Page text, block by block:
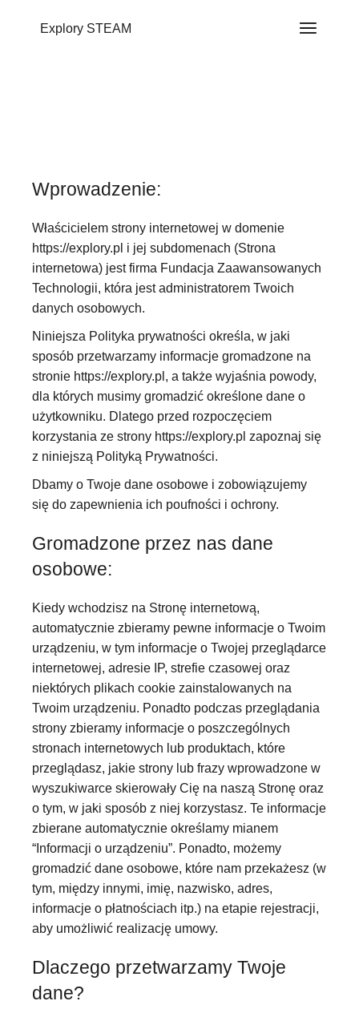
Explory STEAM
Wprowadzenie:
Właścicielem strony internetowej w domenie
https://explory.pl i jej subdomenach (Strona
internetowa) jest firma Fundacja Zaawansowanych
Technologii, która jest administratorem Twoich
danych osobowych.
Niniejsza Polityka prywatności określa, w jaki
sposób przetwarzamy informacje gromadzone na
stronie https://explory.pl , a także wyjaśnia powody,
dla których musimy gromadzić określone dane o
użytkowniku. Dlatego przed rozpoczęciem
korzystania ze strony https://explory.pl zapoznaj się
z niniejszą Polityką Prywatności.
Dbamy o Twoje dane osobowe i zobowiązujemy
się do zapewnienia ich poufności i ochrony.
Gromadzone przez nas dane
osobowe:
Kiedy wchodzisz na Stronę internetową,
automatycznie zbieramy pewne informacje o Twoim
urządzeniu, w tym informacje o Twojej przeglądarce
internetowej, adresie IP, strefie czasowej oraz
niektórych plikach cookie zainstalowanych na
Twoim urządzeniu. Ponadto podczas przeglądania
strony zbieramy informacje o poszczególnych
stronach internetowych lub produktach, które
przeglądasz, jakie strony lub frazy wprowadzone w
wyszukiwarce skierowały Cię na naszą Stronę oraz
o tym, w jaki sposób z niej korzystasz. Te informacje
zbierane automatycznie określamy mianem
“Informacji o urządzeniu”. Ponadto, możemy
gromadzić dane osobowe, które nam przekażesz (w
tym, między innymi, imię, nazwisko, adres,
informacje o płatnościach itp.) na etapie rejestracji,
aby umożliwić realizację umowy.
Dlaczego przetwarzamy Twoje
dane?